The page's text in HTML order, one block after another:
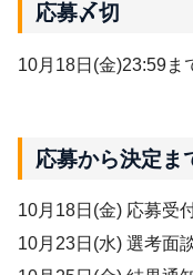
応募〆切
10月18日(金)23:59ま
応募から決定ま
10月18日(金) 応募受
10月23日(水) 選考面